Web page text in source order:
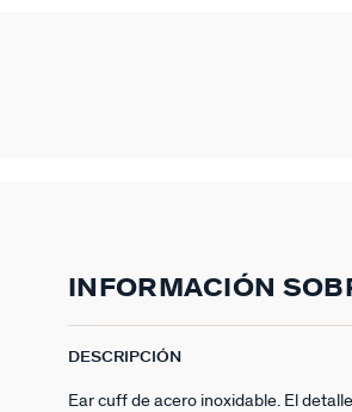
INFORMACIÓN
DESCRIPCIÓN
Ear cuff de acero inoxidable. El